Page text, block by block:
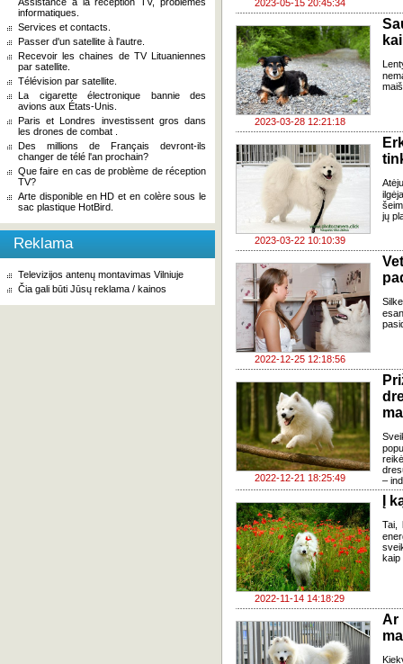
informatiques.
Services et contacts.
Passer d'un satellite à l'autre.
Recevoir les chaines de TV Lituaniennes
par satellite.
Télévision par satellite.
La cigarette électronique bannie des
avions aux États-Unis.
Paris et Londres investissent gros dans
les drones de combat .
Des millions de Français devront-ils
changer de télé l'an prochain?
Que faire en cas de problème de réception
TV?
Arte disponible en HD et en colère sous le
sac plastique HotBird.
Reklama
Televizijos antenų montavimas Vilniuje
Čia gali būti Jūsų reklama / kainos
2023-05-15 20:45:34
2023-03-28 12:21:18
2023-03-22 10:10:39
jų
2022-12-25 12:18:56
2022-12-21 18:25:49
–
2022-11-14 14:18:29
Į
Tai,
kaip
Ar